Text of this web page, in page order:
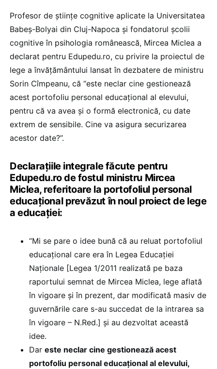
Profesor de științe cognitive aplicate la Universitatea
Babeș-Bolyai din Cluj-Napoca și fondatorul școlii
cognitive în psihologia românească, Mircea Miclea a
declarat pentru Edupedu.ro, cu privire la proiectul de
lege a învățământului lansat în dezbatere de ministru
Sorin Cîmpeanu, că “este neclar cine gestionează
acest portofoliu personal educațional al elevului,
pentru că va avea și o formă electronică, cu date
extrem de sensibile. Cine va asigura securizarea
acestor date?”.
Declarațiile integrale făcute pentru
Edupedu.ro de fostul ministru Mircea
Miclea, referitoare la portofoliul personal
educațional prevăzut în noul proiect de lege
a educației:
“Mi se pare o idee bună că au reluat portofoliul
educațional care era în Legea Educației
Naționale [Legea 1/2011 realizată pe baza
raportului semnat de Mircea Miclea, lege aflată
în vigoare și în prezent, dar modificată masiv de
guvernările care s-au succedat de la intrarea sa
în vigoare – N.Red.] și au dezvoltat această
idee.
Dar este neclar cine gestionează acest
portofoliu personal educațional al elevului,